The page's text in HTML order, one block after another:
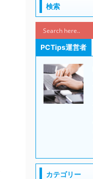
検索
PCTips運営者
カテゴリー